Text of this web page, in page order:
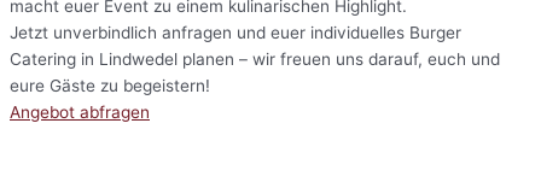
macht euer Event zu einem kulinarischen Highlight.
Jetzt unverbindlich anfragen und euer individuelles Burger
Catering in Lindwedel planen – wir freuen uns darauf, euch und
eure Gäste zu begeistern!
Angebot abfragen